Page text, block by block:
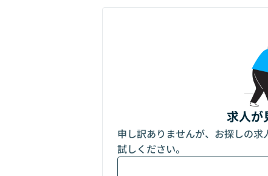
求人が
申し訳ありませんが、お探しの
試しください。